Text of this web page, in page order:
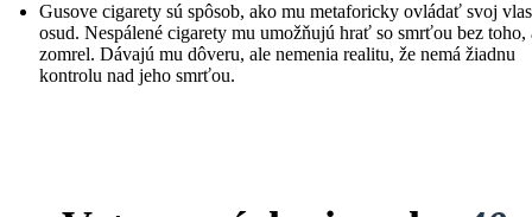
Gusove cigarety sú spôsob, ako mu metaforicky ovládať svoj
osud. Nespálené cigarety mu umožňujú hrať so smrťou bez toho,
zomrel. Dávajú mu dôveru, ale nemenia realitu, že nemá žiadnu
kontrolu nad jeho smrťou.